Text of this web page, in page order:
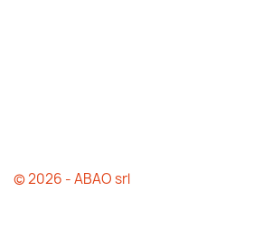
© 2026 - ABAO srl